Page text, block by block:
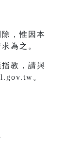
，惟因本
為之。
教，請與
。